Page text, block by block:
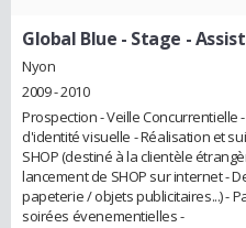
Global Blue - Stage -
Nyon
2009 - 2010
Prospection - Veille Concurrentielle
d'identité visuelle - Réalisation et
SHOP (destiné à la clientèle
lancement de SHOP sur internet -
papeterie / objets publicitaires...) -
soirées évenementielles -